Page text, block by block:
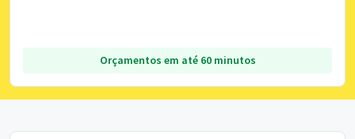
Orçamentos em até 60 minutos